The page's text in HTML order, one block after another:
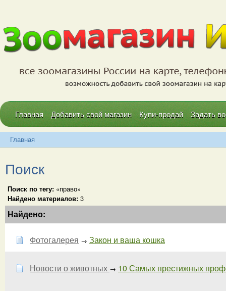
Главная Добавить свой магазин Купи-продай Задать
Главная
Поиск
Поиск по тегу: «право»
Найдено материалов: 3
Найдено:
Фотогалерея → Закон и ваша кошка
Новости о животных → 10 Самых престижных